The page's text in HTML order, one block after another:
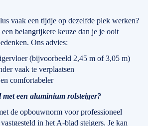
vaak een tijdje op dezelfde plek werken?
belangrijkere keuze dan je je ooit
Ons advies:
(bijvoorbeeld 2,45 m of 3,05 m)
vaak te verplaatsen
comfortabeler
met een aluminium rolsteiger?
de opbouwnorm voor professioneel
in het A-blad steigers. Je kan